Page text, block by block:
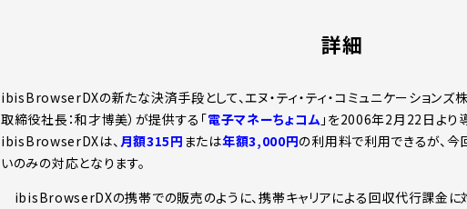
詳細
ibisBrowserDXの新たな決済手段として、エヌ・ティ・ティ・コミュニケーションズ
取締役社長：和才博美）が提供する「電子マネーちょコム 」を2006年2月22日より
ibisBrowserDXは、月額315円 または年額3,000円の利用料で利用できるが、
いのみの対応となります。
ibisBrowserDXの携帯での販売のように、携帯キャリアによる回収代行課金に